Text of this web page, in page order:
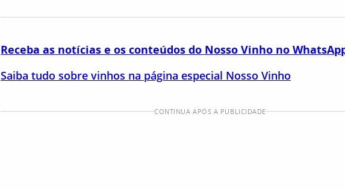
Receba as notícias e os conteúdos do Nosso Vinho no
Saiba tudo sobre vinhos na página especial Nosso Vinho
CONTINUA APÓS A PUBLICIDADE